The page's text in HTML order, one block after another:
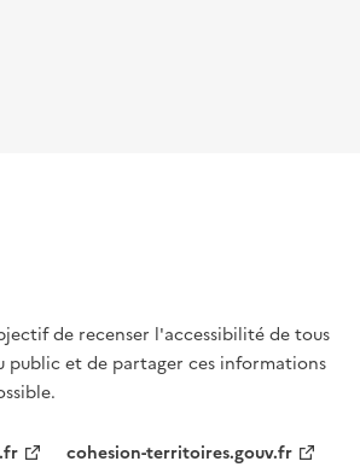
de recenser l'accessibilité de tous
public et de partager ces informations
cohesion-territoires.gouv.fr